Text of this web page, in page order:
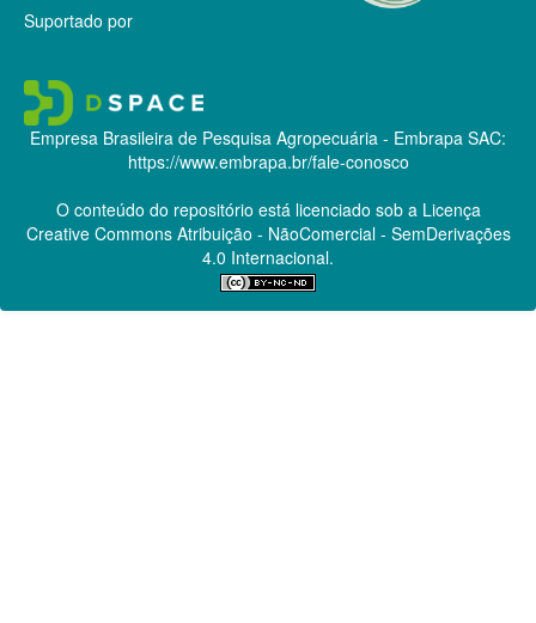
Suportado por
Empresa Brasileira de Pesquisa Agropecuária - Embrapa SAC:
https://www.embrapa.br/fale-conosco
O conteúdo do repositório está licenciado sob a Licença
Creative CommonsAtribuição - NãoComercial - SemDerivações
4.0 Internacional.